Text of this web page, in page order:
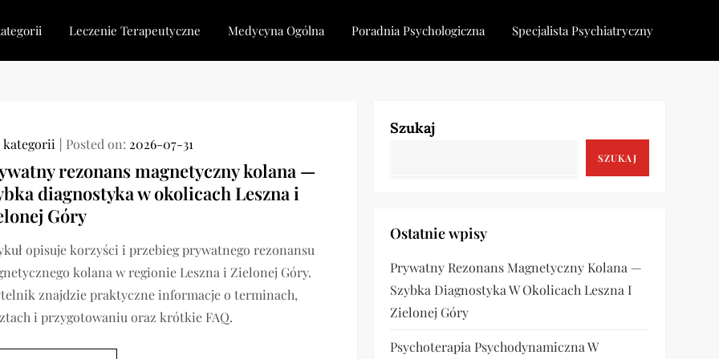
Leczenie Terapeutyczne Medycyna Ogólna Poradnia Psychologiczna Specjalista Psychiatryczny
kategorii Posted on: 2026-07-31
rezonans magnetyczny kolana —
diagnostyka w okolicach Leszna i
Góry
opisuje korzyści i przebieg prywatnego rezonansu
kolana w regionie Leszna i Zielonej Góry.
znajdzie praktyczne informacje o terminach,
i przygotowaniu oraz krótkie FAQ.
Szukaj
SZUKAJ
Ostatnie wpisy
Prywatny Rezonans Magnetyczny Kolana —
Szybka Diagnostyka W Okolicach Leszna I
Zielonej Góry
Psychoterapia Psychodynamiczna W